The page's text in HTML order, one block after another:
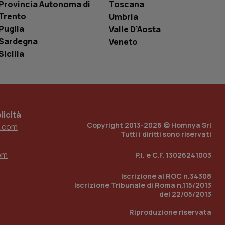
Autonoma di
Toscana
Umbria
Valle D’Aosta
Veneto
Copyright 2013-2026 © Homnya Srl
Tutti i diritti sono riservati
P.I. e C.F. 13026241003
Iscrizione al ROC n.34308
Iscrizione Tribunale di Roma n.115/2013
del 22/05/2013
Riproduzione riservata
un numero
in cui viene
sito, ma un
di accesso per
Analytics
per mantenere
incorporati
del sito web sta
di
traccia
incorporati